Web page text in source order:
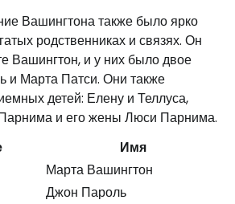
Вашингтона также было ярко
родственниках и связях. Он
Вашингтон, и у них было двое
и Марта Патси. Они также
детей: Елену и Теллуса,
и его жены Люси Парнима.
Имя
Марта Вашингтон
Джон Пароль